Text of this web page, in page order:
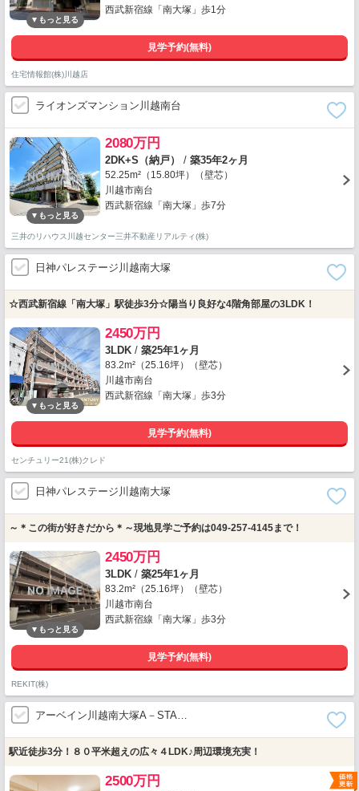
西武新宿線「南大塚」歩1分
見学予約(無料)
住宅情報館(株)川越店
ライオンズマンション川越南台
2080万円
2DK+S（納戸） / 築35年2ヶ月
52.25m²（15.80坪）（壁芯）
川越市南台
西武新宿線「南大塚」歩7分
三井のリハウス川越センター三井不動産リアルティ(株)
日神パレステージ川越南大塚
☆西武新宿線「南大塚」駅徒歩3分☆陽当り良好な4階角部屋の3LDK！
2450万円
3LDK / 築25年1ヶ月
83.2m²（25.16坪）（壁芯）
川越市南台
西武新宿線「南大塚」歩3分
見学予約(無料)
センチュリー21(株)クレド
日神パレステージ川越南大塚
～＊この街が好きだから＊～現地見学ご予約は049-257-4145まで！
2450万円
3LDK / 築25年1ヶ月
83.2m²（25.16坪）（壁芯）
川越市南台
西武新宿線「南大塚」歩3分
見学予約(無料)
REKIT(株)
アーベイン川越南大塚A－STA…
駅近徒歩3分！８０平米超えの広々４LDK♪周辺環境充実！
2500万円